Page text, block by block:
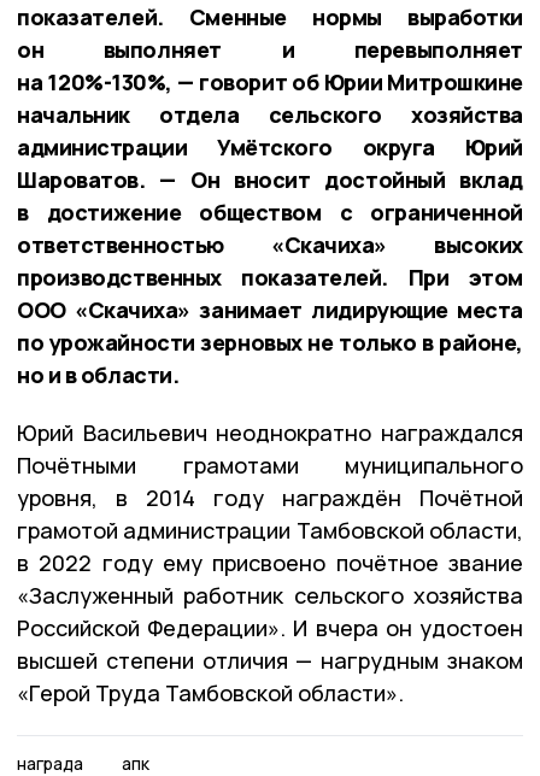
показателей. Сменные нормы выработки
он выполняет и перевыполняет
на 120%-130%, — говорит об Юрии Митрошкине
начальник отдела сельского хозяйства
администрации Умётского округа Юрий
Шароватов. — Он вносит достойный вклад
в достижение обществом с ограниченной
ответственностью «Скачиха» высоких
производственных показателей. При этом
ООО «Скачиха» занимает лидирующие места
по урожайности зерновых не только в районе,
но и в области.
Юрий Васильевич неоднократно награждался
Почётными грамотами муниципального
уровня, в 2014 году награждён Почётной
грамотой администрации Тамбовской области,
в 2022 году ему присвоено почётное звание
«Заслуженный работник сельского хозяйства
Российской Федерации». И вчера он удостоен
высшей степени отличия — нагрудным знаком
«Герой Труда Тамбовской области».
награда апк